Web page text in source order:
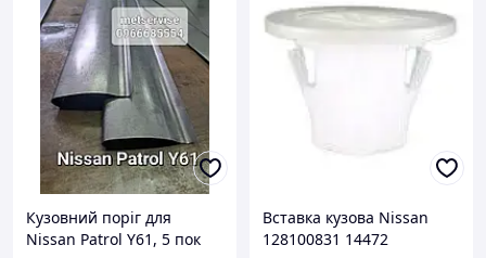
Кузовний поріг для
Nissan Patrol Y61, 5 пок
Вставка кузова Nissan
128100831 14472